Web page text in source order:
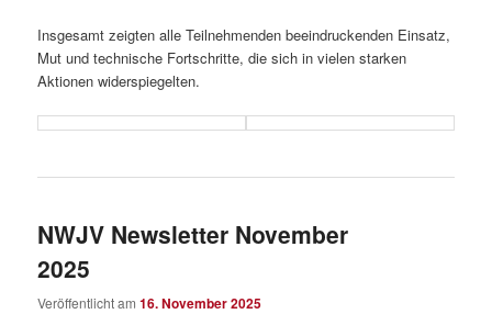
Insgesamt zeigten alle Teilnehmenden beeindruckenden Einsatz,
Mut und technische Fortschritte, die sich in vielen starken
Aktionen widerspiegelten.
NWJV Newsletter November
2025
Veröffentlicht am16. November 2025